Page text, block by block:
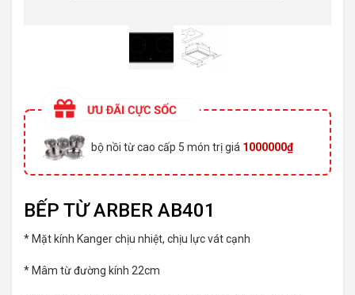
bộ nồi từ cao cấp 5 món trị giá 1000000₫
BẾP TỪ ARBER AB401
* Mặt kính Kanger chịu nhiệt, chịu lực vát cạnh
* Mâm từ đường kính 22cm